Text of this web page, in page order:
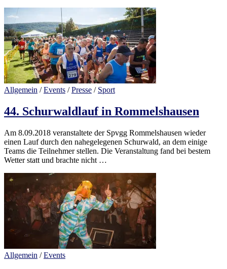
Allgemein /Events /Presse / Sport
44. Schurwaldlauf in Rommelshausen
Am 8.09.2018 veranstaltete der Spvgg Rommelshausen wieder
einen Lauf durch den nahegelegenen Schurwald, an dem einige
Teams die Teilnehmer stellen. Die Veranstaltung fand bei bestem
Wetter statt und brachte nicht …
Allgemein /Events